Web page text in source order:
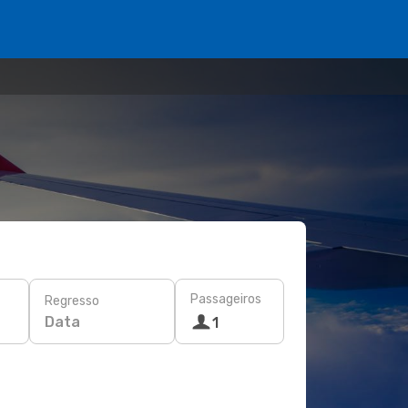
Regresso
Data
Passageiros
1